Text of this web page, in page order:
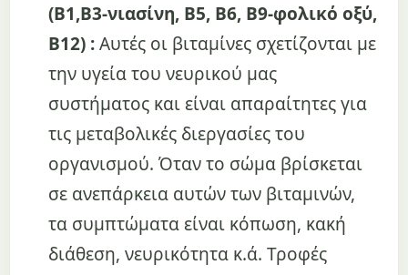
(Β1,Β3-νιασίνη, Β5, Β6, Β9-φολικό οξύ,
Β12) :Αυτές οι βιταμίνες σχετίζονται με
την υγεία του νευρικού μας
συστήματος και είναι απαραίτητες για
τις μεταβολικές διεργασίες του
οργανισμού. Όταν το σώμα βρίσκεται
σε ανεπάρκεια αυτών των βιταμινών,
τα συμπτώματα είναι κόπωση, κακή
διάθεση, νευρικότητα κ.ά. Τροφές